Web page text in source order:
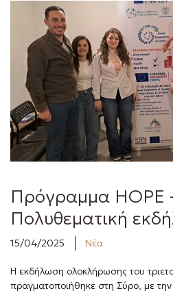
Πρόγραμμα HOPE
Πολυθεματική
15/04/2025 Νέα
Η εκδήλωση ολοκλήρωσης του
πραγματοποιήθηκε στη Σύρο, με